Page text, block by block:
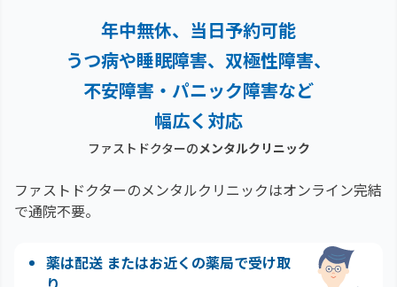
年中無休、当日予約可能
うつ病や睡眠障害、双極性障害、
不安障害・パニック障害など
幅広く対応
ファストドクターのメンタルクリニック
ファストドクターのメンタルクリニックはオンライン完結
で通院不要。
薬は配送 またはお近くの薬局で受け取